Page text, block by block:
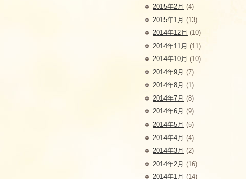
2015年2月 (4)
2015年1月 (13)
2014年12月 (10)
2014年11月 (11)
2014年10月 (10)
2014年9月 (7)
2014年8月 (1)
2014年7月 (8)
2014年6月 (9)
2014年5月 (5)
2014年4月 (4)
2014年3月 (2)
2014年2月 (16)
2014年1月 (14)